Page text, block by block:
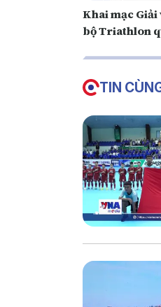
Khai mạc Giải
bộ Triathlon
TIN